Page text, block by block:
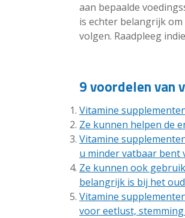
aan bepaalde
is echter belangrijk
volgen. Raadpleeg
9 voordelen van
Vitamine
Ze kunnen helpen de
Vitamine
u minder vatbaar bent
Ze kunnen ook
belangrijk is bij het
Vitamine
voor eetlust,